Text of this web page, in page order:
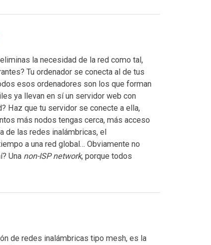
la necesidad de la red como tal,
Tu ordenador se conecta al de tus
esos ordenadores son los que forman
ya llevan en sí un servidor web con
Haz que tu servidor se conecte a ella,
más nodos tengas cerca, más acceso
de las redes inalámbricas, el
a una red global… Obviamente no
Una non-ISP network, porque todos
de redes inalámbricas tipo mesh, es la